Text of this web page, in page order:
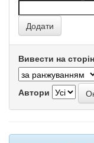
Вивести на
Автори